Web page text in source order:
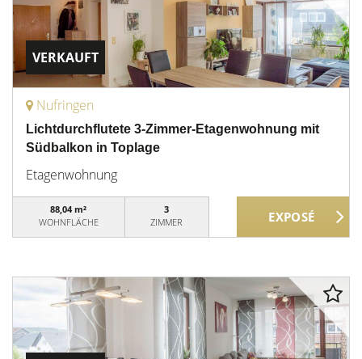
VERKAUFT
Nufringen
Lichtdurchflutete 3-Zimmer-Etagenwohnung mit
Südbalkon in Toplage
Etagenwohnung
88,04 m²
WOHNFLÄCHE
3
ZIMMER